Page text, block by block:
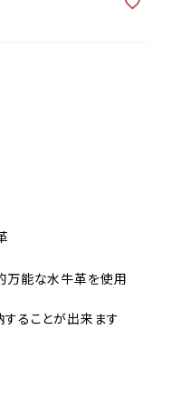
万能な水牛革を使用
ることが出来ます